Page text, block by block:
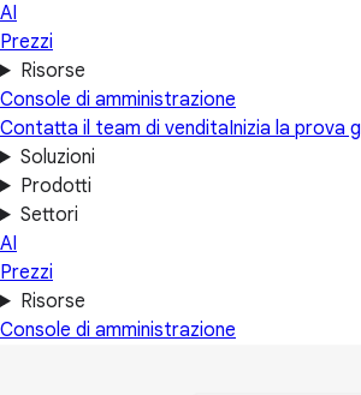
AI
Prezzi
Risorse
Console di amministrazione
Contatta il team di venditaInizia la prova
Soluzioni
Prodotti
Settori
AI
Prezzi
Risorse
Console di amministrazione